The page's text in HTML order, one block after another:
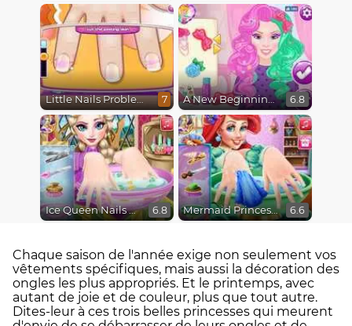
Little Nails Problems 7 A New Beginning, From Sad to Fab 6.8
Ice Queen Nails Spa 6.8 Mermaid Princess Nails Spa 6.6
Chaque saison de l'année exige non seulement vos
vêtements spécifiques, mais aussi la décoration des
ongles les plus appropriés. Et le printemps, avec
autant de joie et de couleur, plus que tout autre.
Dites-leur à ces trois belles princesses qui meurent